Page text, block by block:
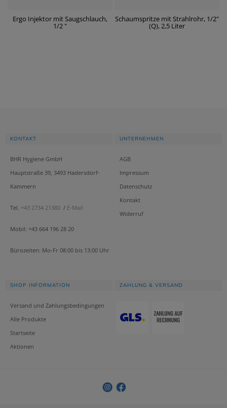
Ergo Injektor mit Saugschlauch,
1/2 "
Schaumspritze mit Strahlrohr, 1/2"
(Q), 2,5 Liter
KONTAKT
BHR Hygiene GmbH
Hauptstraße 39, 3493 Hadersdorf-
Kammern
Tel. +43 2734 21380 / E-Mail
Mobil: +43 664 196 28 20
Bürozeiten: Mo-Fr 08:00 bis 13:00 Uhr
UNTERNEHMEN
AGB
Impressum
Datenschutz
Kontakt
Widerruf
SHOP INFORMATION
Versand und Zahlungsbedingungen
Alle Produkte
Startseite
Aktionen
ZAHLUNG & VERSAND